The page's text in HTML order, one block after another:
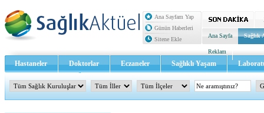
Ana Sayfam Yap
Günün Haberleri
Sitene Ekle
Ana Sayfa Sağlık
Reklam
Hastaneler Doktorlar Eczaneler Sağlıklı Yaşam
Sağlık TV - Video İletişim